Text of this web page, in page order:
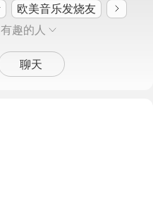
欧美音乐发烧友
趣的人
聊天